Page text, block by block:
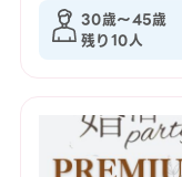
30歳〜45歳
残り10人